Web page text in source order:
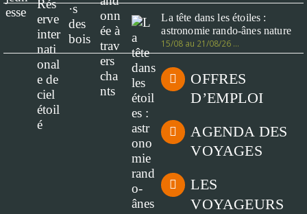
La tête dans les étoiles :
astronomie rando-ânes nature
15/08 au 21/08/26 …
OFFRES
D’EMPLOI
AGENDA DES
VOYAGES
LES
VOYAGEURS